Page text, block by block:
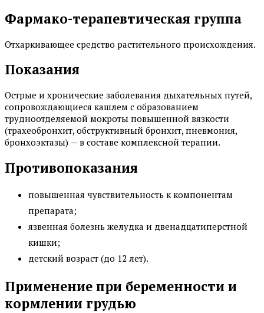
Фармако-терапевтическая группа
Отхаркивающее средство растительного происхождения.
Показания
Острые и хронические заболевания дыхательных путей,
сопровождающиеся кашлем с образованием
трудноотделяемой мокроты повышенной вязкости
(трахеобронхит, обструктивный бронхит, пневмония,
бронхоэктазы) — в составе комплексной терапии.
Противопоказания
повышенная чувствительность к компонентам
препарата;
язвенная болезнь желудка и двенадцатиперстной
кишки;
детский возраст (до 12 лет).
Применение при беременности и
кормлении грудью